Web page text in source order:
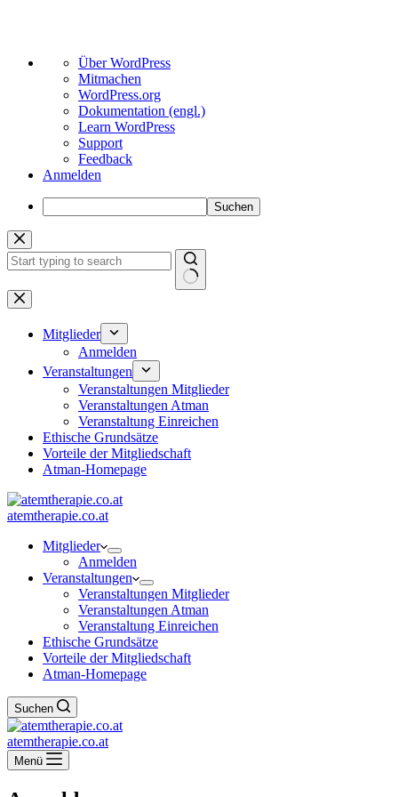
Über
WordPress
Über WordPress
Mitmachen
WordPress.org
Dokumentation (engl.)
Learn WordPress
Support
Feedback
Anmelden
Suchen
Zum
Inhalt
springen
Keine
Ergebnisse
Mitglieder
Anmelden
Veranstaltungen
Veranstaltungen Mitglieder
Veranstaltungen Atman
Veranstaltung Einreichen
Ethische Grundsätze
Vorteile der Mitgliedschaft
Atman-Homepage
atemtherapie.co.at
Mitglieder
Anmelden
Veranstaltungen
Veranstaltungen Mitglieder
Veranstaltungen Atman
Veranstaltung Einreichen
Ethische Grundsätze
Vorteile der Mitgliedschaft
Atman-Homepage
Suchen
atemtherapie.co.at
Menü